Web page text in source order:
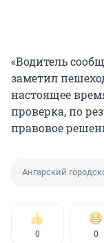
«Водитель
заметил
настоящее
проверка, по
правовое
Ангарский
0 0